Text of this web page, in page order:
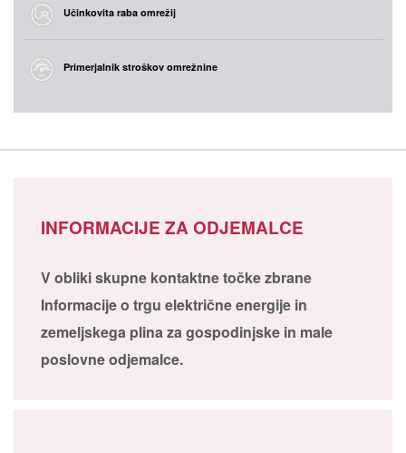
Učinkovita raba omrežij
Primerjalnik stroškov omrežnine
INFORMACIJE ZA ODJEMALCE
V obliki skupne kontaktne točke zbrane
Informacije o trgu električne energije in
zemeljskega plina za gospodinjske in male
poslovne odjemalce.